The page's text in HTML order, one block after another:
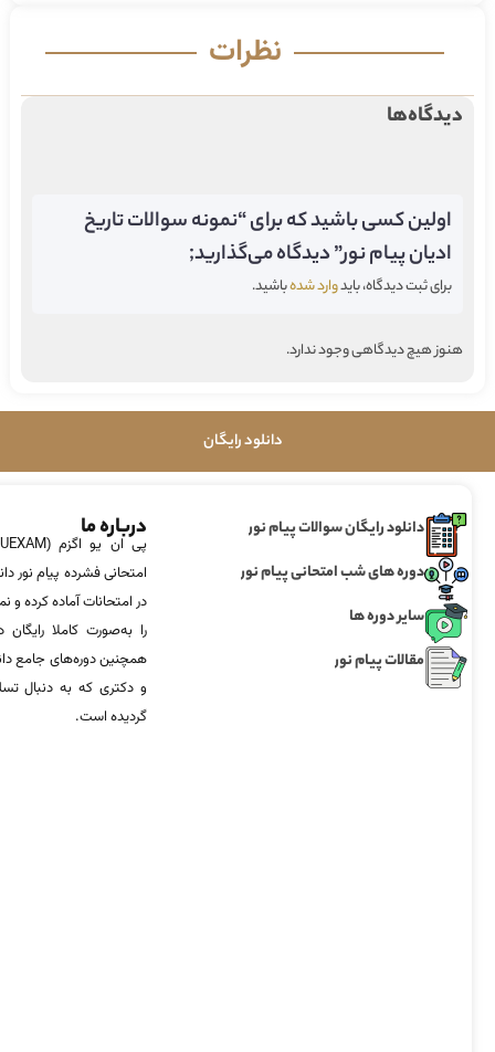
نظرات
دیدگاه‌ها
اولین کسی باشید که برای “نمونه سوالات تاریخ
ادیان پیام نور” دیدگاه می‌گذارید;
برای ثبت دیدگاه، بایدوارد شدهباشید.
هنوز هیچ دیدگاهی وجود ندارد.
دانلود رایگان
دانلود رایگان سوالات پیام نور
دوره های شب امتحانی پیام نور
سایر دوره ها
مقالات پیام نور
درباره ما
امتحانی فشرده پیام نور
در امتحانات آماده‌ کرده
را به‌صورت کاملا
همچنین دوره‌های جامع
و دکتری که به دنبال
گردیده است.